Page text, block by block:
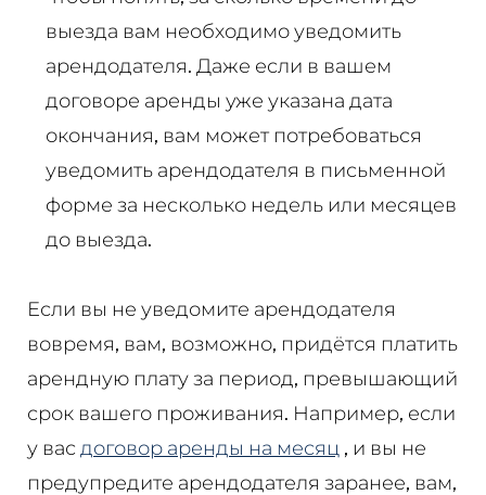
выезда вам необходимо уведомить
арендодателя. Даже если в вашем
договоре аренды уже указана дата
окончания, вам может потребоваться
уведомить арендодателя в письменной
форме за несколько недель или месяцев
до выезда.
Если вы не уведомите арендодателя
вовремя, вам, возможно, придётся платить
арендную плату за период, превышающий
срок вашего проживания. Например, если
у вас договор аренды на месяц , и вы не
предупредите арендодателя заранее, вам,